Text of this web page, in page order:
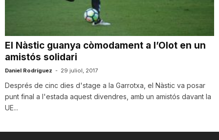
a
El Nàstic guanya còmodament a l’Olot en un
amistós solidari
Daniel Rodríguez - 29 juliol, 2017
Després de cinc dies d'stage a la Garrotxa, el Nàstic va posar
punt final a l'estada aquest divendres, amb un amistós davant la
UE...